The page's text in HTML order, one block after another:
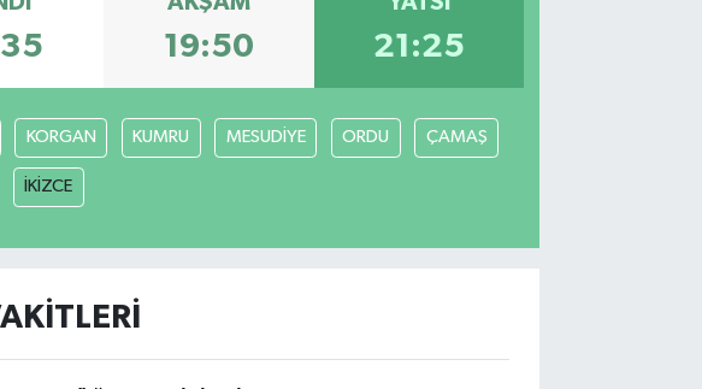
19:50 21:25
KORGAN KUMRU MESUDİYE ORDU ÇAMAŞ
İKİZCE